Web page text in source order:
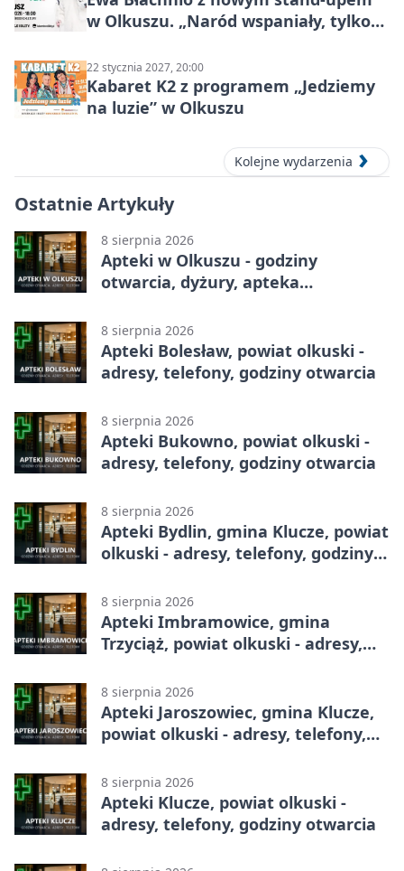
w Olkuszu. „Naród wspaniały, tylko
22 stycznia 2027, 20:00
Kabaret K2 z programem „Jedziemy
na luzie” w Olkuszu
Kolejne wydarzenia
Ostatnie Artykuły
8 sierpnia 2026
Apteki w Olkuszu - godziny
otwarcia, dyżury, apteka
8 sierpnia 2026
Apteki Bolesław, powiat olkuski -
adresy, telefony, godziny otwarcia
8 sierpnia 2026
Apteki Bukowno, powiat olkuski -
adresy, telefony, godziny otwarcia
8 sierpnia 2026
Apteki Bydlin, gmina Klucze, powiat
olkuski - adresy, telefony, godziny
8 sierpnia 2026
Apteki Imbramowice, gmina
Trzyciąż, powiat olkuski - adresy,
8 sierpnia 2026
Apteki Jaroszowiec, gmina Klucze,
powiat olkuski - adresy, telefony,
8 sierpnia 2026
Apteki Klucze, powiat olkuski -
adresy, telefony, godziny otwarcia